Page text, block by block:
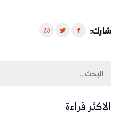
شارك:
الاكثر قراءة